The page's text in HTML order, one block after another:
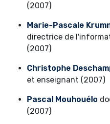
(2007)
Marie-Pascale
directrice de
(2007)
Christophe
et enseignant (2007)
Pascal Mouhouélo
(2007)